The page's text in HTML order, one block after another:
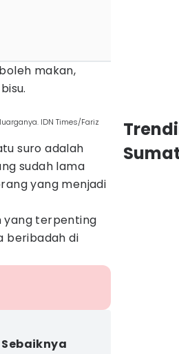
makan,
IDN Times/Fariz
suro adalah
sudah lama
yang menjadi
yang terpenting
beribadah di